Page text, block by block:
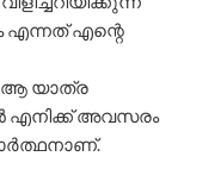
എന്റെ
ആ യാത്ര
എനിക്ക് അവസരം